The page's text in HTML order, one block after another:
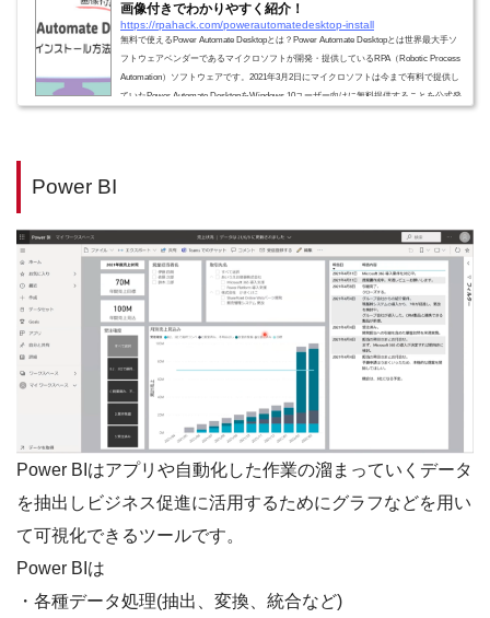
画像付きでわかりやすく紹介！
https://rpahack.com/powerautomatedesktop-install
無料で使えるPower Automate Desktopとは？Power Automate Desktopとは世界最大手ソ
フトウェアベンダーであるマイクロソフトが開発・提供しているRPA（Robotic Process
Automation）ソフトウェアです。2021年3月2日にマイクロソフトは今まで有料で提供し
ていたPower Automate DesktopをWindows 10ユーザー向けに無料提供することを公式発
Power BI
Power BIはアプリや自動化した作業の溜まっていくデータ
を抽出しビジネス促進に活用するためにグラフなどを用い
て可視化できるツールです。
Power BIは
・各種データ処理(抽出、変換、統合など)